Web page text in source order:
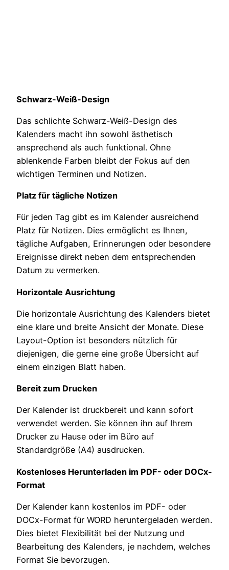
Schwarz-Weiß-Design
Das schlichte Schwarz-Weiß-Design des
Kalenders macht ihn sowohl ästhetisch
ansprechend als auch funktional. Ohne
ablenkende Farben bleibt der Fokus auf den
wichtigen Terminen und Notizen.
Platz für tägliche Notizen
Für jeden Tag gibt es im Kalender ausreichend
Platz für Notizen. Dies ermöglicht es Ihnen,
tägliche Aufgaben, Erinnerungen oder besondere
Ereignisse direkt neben dem entsprechenden
Datum zu vermerken.
Horizontale Ausrichtung
Die horizontale Ausrichtung des Kalenders bietet
eine klare und breite Ansicht der Monate. Diese
Layout-Option ist besonders nützlich für
diejenigen, die gerne eine große Übersicht auf
einem einzigen Blatt haben.
Bereit zum Drucken
Der Kalender ist druckbereit und kann sofort
verwendet werden. Sie können ihn auf Ihrem
Drucker zu Hause oder im Büro auf
Standardgröße (A4) ausdrucken.
Kostenloses Herunterladen im PDF- oder DOCx-
Format
Der Kalender kann kostenlos im PDF- oder
DOCx-Format für WORD heruntergeladen werden.
Dies bietet Flexibilität bei der Nutzung und
Bearbeitung des Kalenders, je nachdem, welches
Format Sie bevorzugen.